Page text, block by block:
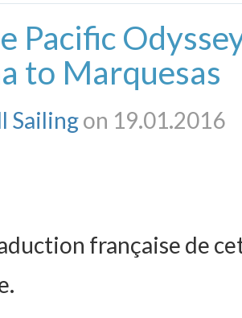
Pacific
to Marquesas
Sailingon 19.01.2016
française de